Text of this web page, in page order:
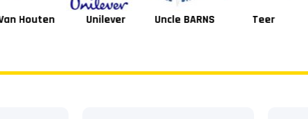
Unilever Uncle BARNS Teer Tang